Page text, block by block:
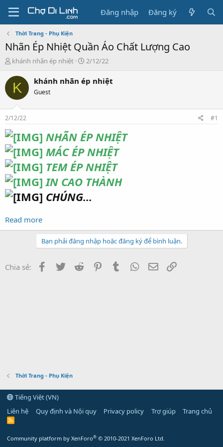
Đăng nhập Đăng ký
Thời Trang - Phụ Kiện
Nhãn Ép Nhiệt Quần Áo Chất Lượng Cao
T
r
a
s
t
a
r
t
e
r
khánh nhãn ép nhiệt
N
à
y
2/12/22
K khánh nhãn ép nhiệt
Guest
2/12/22 #1
NHÃN ÉP NHIỆT
MÁC ÉP NHIỆT
TEM ÉP NHIỆT
IN CAO THÀNH
CHÚNG...
Read more
Bạn phải đăng nhập hoặc đăng ký để bình luận.
Chia sẻ: Facebook
Twitter Reddit PinterestTumblr WhatsApp
Email
Thời Trang - Phụ Kiện
Tiếng Việt (VN)
Liên hệ
Quy định và Nội quy Privacy policy Trợ giúp Trang chủ
R
Community platform by XenForo® © 2010-2021 XenForo Ltd.